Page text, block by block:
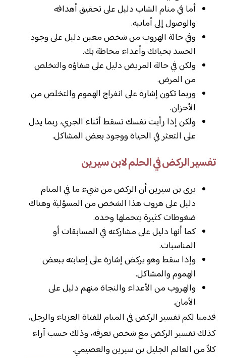
أما في منام الشاب دليل على تحقيق أهدافه
والوصول إلى أمانيه.
وفي حالة الهروب من شخص معين دليل على وجود
الحسد بحياتك وأعداء محاطة بك.
ولكن في حالة المريض دليل على شفاؤه والتخلص
من المرض.
وربما تكون إشارة على انفراج الهموم والتخلص من
الأحزان.
ولكن إذا رأيت نفسك تسقط أثناء الجري، ربما يدل
على التعثر في الحياة ووجود بعض المشاكل.
تفسير الركض في الحلم لابن سيرين
يرى بن سيرين أن الركض من شيء ما في المنام
دليل على هروب هذا الشخص من المسؤلية وهناك
ضغوطات كثيرة يتحملها وحده.
كما أنها دليل على مشاركته في المسابقات أو
المناسبات.
وإذا سقط وهو يركض إشارة على إصابته ببعض
الهموم والمشاكل.
والهروب من الأعداء والنجاة منهم دليل على
الأمان.
قدمنا لكم تفسير الركض في المنام للفتاة العزباء والرجل،
كذلك تفسير الركض مع شخص تعرفه، وذلك حسب آراء
كلاً من العالم الجليل بن سيرين والعصيمي.